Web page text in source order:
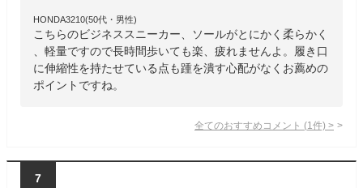
HONDA3210(50代・男性)
こちらのビジネススニーカー、ソールがとにかく柔らかく
、軽量ですので長時間歩いても楽、疲れませんよ。履き口
に伸縮性を持たせている点も踵を潰す心配がなくお薦めの
ポイントですね。
全てのおすすめコメント (1 件) >
7